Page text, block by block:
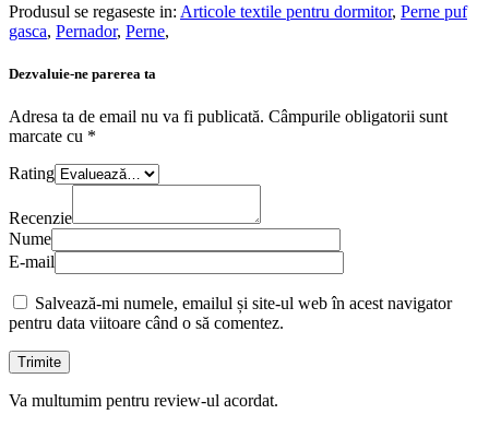
Produsul se regaseste in: Articole textile pentru dormitor, Perne puf
gasca, Pernador, Perne,
Dezvaluie-ne parerea ta
Adresa ta de email nu va fi publicată. Câmpurile obligatorii sunt
marcate cu *
Rating
Recenzie
Nume
E-mail
Salvează-mi numele, emailul și site-ul web în acest navigator
pentru data viitoare când o să comentez.
Va multumim pentru review-ul acordat.